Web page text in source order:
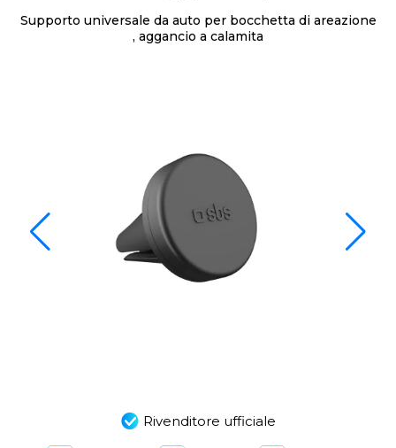
Rivenditore ufficiale
Supporto universale da auto per bocchetta di areazione
, aggancio a calamita